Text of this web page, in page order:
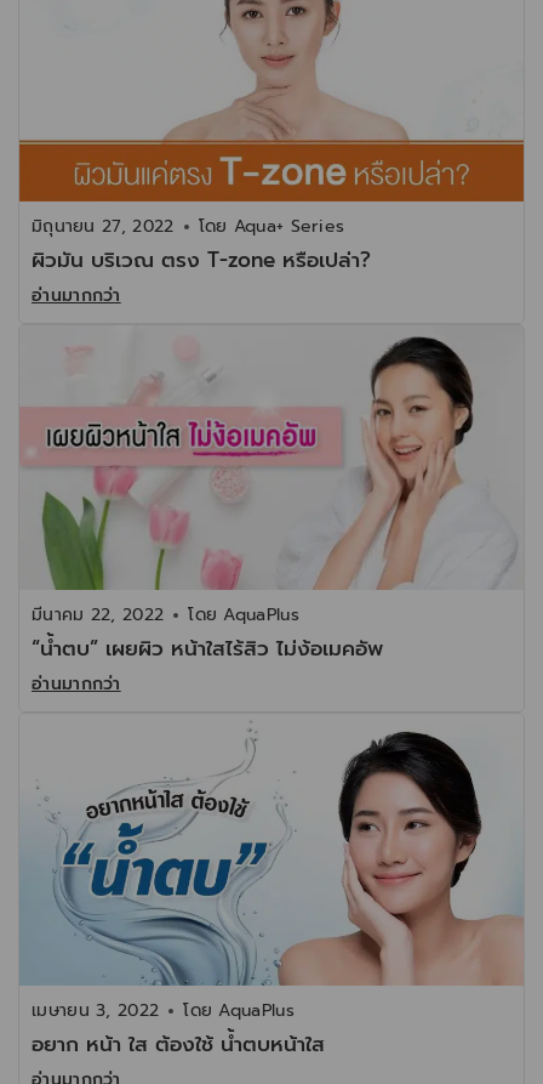
มิถุนายน 27, 2022 โดย Aqua+ Series
ผิวมัน บริเวณ ตรง T-zone หรือเปล่า?
อ่านมากกว่า
มีนาคม 22, 2022 โดย AquaPlus
“น้ำตบ” เผยผิว หน้าใสไร้สิว ไม่ง้อเมคอัพ
อ่านมากกว่า
เมษายน 3, 2022 โดย AquaPlus
อยาก หน้า ใส ต้องใช้ น้ำตบหน้าใส